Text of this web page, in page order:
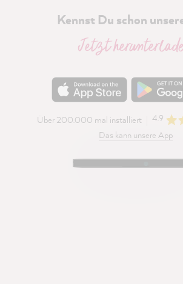
Kennst Du schon
Jetzt
Über 200.000 mal installiert
4.9
Das kann unsere App